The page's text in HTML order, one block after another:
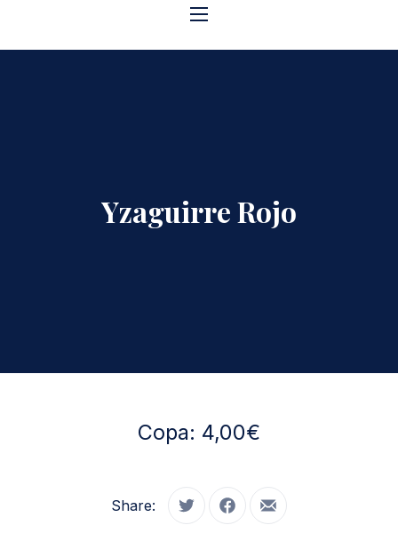
NAVIGATION
Yzaguirre Rojo
Copa: 4,00€
Share: Tweet Share on Facebook
Share by Email